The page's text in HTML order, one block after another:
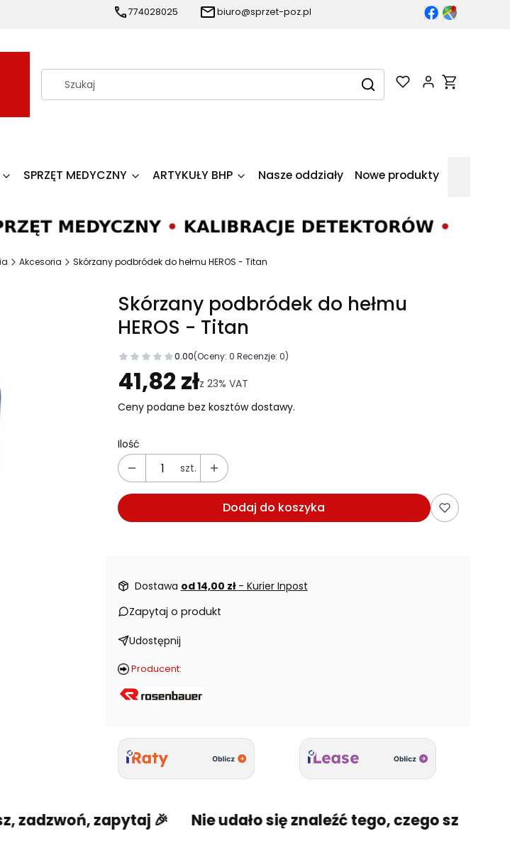
774028025 biuro@sprzet-poz.pl
WyczyśćSzukaj
Produkty w
SPRZĘT MEDYCZNY ARTYKUŁY BHP Nasze oddziały Nowe produkty
Akcesoria Skórzany podbródek do hełmu HEROS - Titan
Skórzany podbródek do hełmu
HEROS - Titan
0.00(Oceny: 0 Recenzje: 0)
Przejdź do sekcji Opinie
41,82 złz 23% VAT
Ceny podane bez kosztów dostawy.
Ilość
szt.
Dodaj do koszyka
Dostawa od 14,00 zł - Kurier Inpost
Zapytaj o produkt
Udostępnij
Producent:
zapytaj 🎉 Nie udało się znaleźć tego, czego